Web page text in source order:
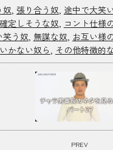
奴, 張り合う奴, 途中で大笑
確定しそうな奴, コント仕様
笑う奴, 無謀な奴, お互い様
かない奴ら, その他特徴的
PREV